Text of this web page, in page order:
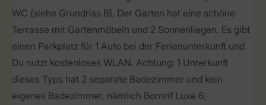
WC (siehe Grundriss B). Der Garten hat eine schöne
Terrasse mit Gartenmöbeln und 2 Sonnenliegen. Es gibt
einen Parkplatz für 1 Auto bei der Ferienunterkunft und
Du nutzt kostenloses WLAN. Achtung: 1 Unterkunft
dieses Typs hat 2 separate Badezimmer und kein
eigenes Badezimmer, nämlich Bornrif Luxe 6,